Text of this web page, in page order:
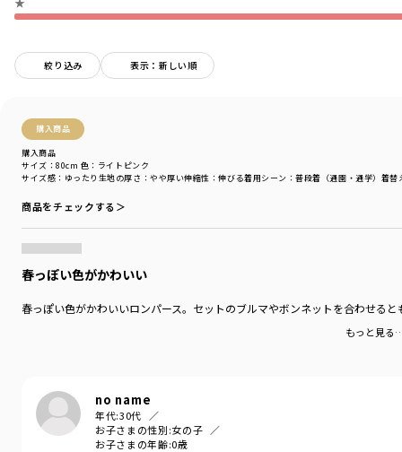
絞り込み 表示：新しい順
購入商品
購入商品
サイズ感 ：ゆったり 生地の厚さ ：やや厚い伸縮性 ：伸びる着用シーン ：普段着（通園・通学） 着替
サイズ：80cm 色：ライトピンク
商品をチェックする＞
春っぽい色がかわいい
春っぽい色がかわいいロンパース。セットのブルマやボンネットを合わせる
もっと見る
no name
年代:30代
お子さまの性別:女の子
お子さまの年齢:0歳
〇素材〇
メリットがたくさん♪
③活発な赤ちゃんの動きを邪魔しない伸縮性
④高い吸水性・吸湿性で汗っかきな赤ちゃんの肌に優しい
⑤適度な保湿性と通気性に優れています
⑥毛羽立ちが目立ちにくい
-----
透け感：なし
裏地：なし
BOY
BABY
商品番号
／02-3639-157